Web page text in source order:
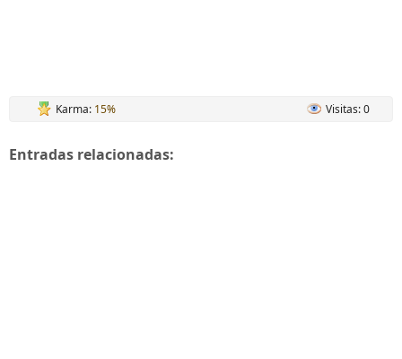
Karma: 15% Visitas: 0
Entradas relacionadas: